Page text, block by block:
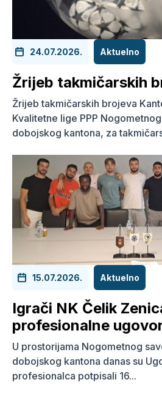
24.07.2026. Aktuelno
Žrijeb takmičarskih
Žrijeb takmičarskih brojeva
Kvalitetne lige PPP
dobojskog kantona, za
15.07.2026. Aktuelno
Igrači NK Čelik
profesionalne
U prostorijama Nogometnog
dobojskog kantona danas su
profesionalca potpisali 16...